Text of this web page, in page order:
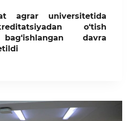
agrar universitetida
o‘tish
davra